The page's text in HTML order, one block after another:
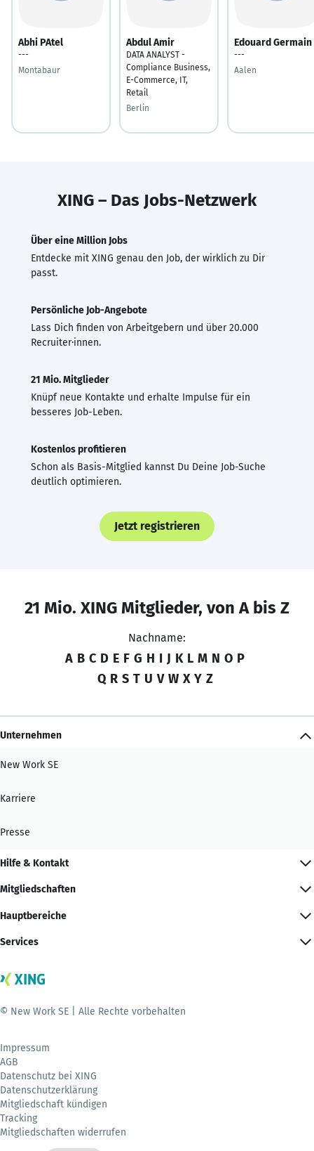
Abhi PAtel
---
Montabaur
Abdul Amir
DATA ANALYST -
Compliance Business,
E-Commerce, IT,
Retail
Berlin
Edouard Germain
---
Aalen
XING – Das Jobs-Netzwerk
Über eine Million Jobs
Entdecke mit XING genau den Job, der wirklich zu Dir
passt.
Persönliche Job-Angebote
Lass Dich finden von Arbeitgebern und über 20.000
Recruiter·innen.
21 Mio. Mitglieder
Knüpf neue Kontakte und erhalte Impulse für ein
besseres Job-Leben.
Kostenlos profitieren
Schon als Basis-Mitglied kannst Du Deine Job-Suche
deutlich optimieren.
Jetzt registrieren
21 Mio. XING Mitglieder, von A bis Z
Nachname:
A B C D E F G H I J K L M N O P
Q R S T U V W X Y Z
Unternehmen
New Work SE
Karriere
Presse
Hilfe & Kontakt
Mitgliedschaften
Hauptbereiche
Services
© New Work SE | Alle Rechte vorbehalten
Impressum
AGB
Datenschutz bei XING
Datenschutzerklärung
Mitgliedschaft kündigen
Tracking
Mitgliedschaften widerrufen